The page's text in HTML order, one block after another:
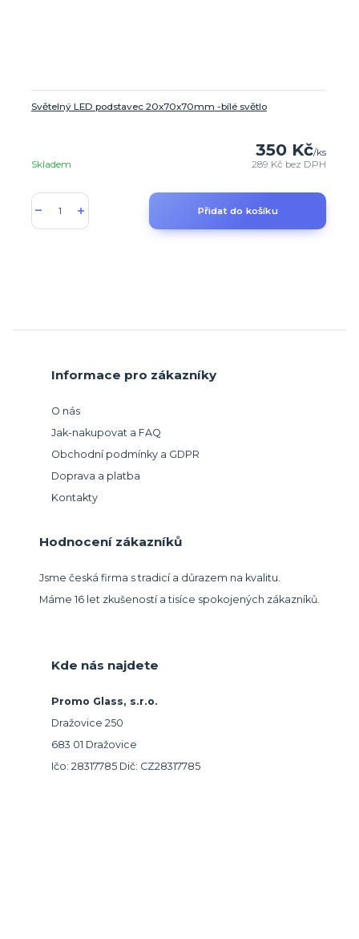
Světelný LED podstavec 20x70x70mm -bílé světlo
350 Kč/ks
289 Kč bez DPH
Skladem
Přidat do košíku
Informace pro zákazníky
O nás
Jak-nakupovat a FAQ
Obchodní podmínky a GDPR
Doprava a platba
Kontakty
Hodnocení zákazníků
Jsme česká firma s tradicí a důrazem na kvalitu.
Máme 16 let zkušeností a tisíce spokojených zákazníků.
Kde nás najdete
Promo Glass, s.r.o.
Dražovice 250
683 01 Dražovice
Ičo: 28317785 Dič: CZ28317785